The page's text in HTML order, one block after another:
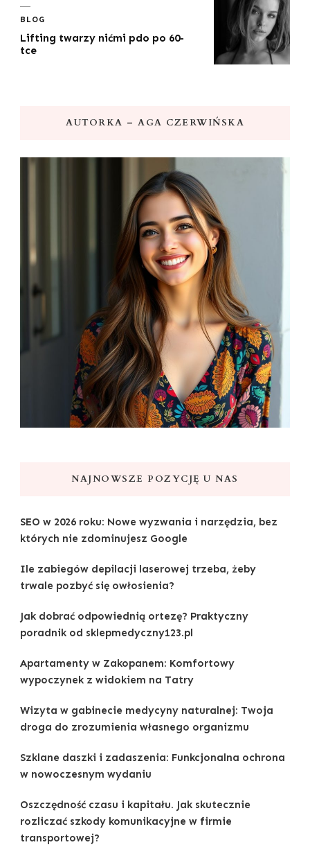
BLOG
Lifting twarzy nićmi pdo po 60-
tce
AUTORKA – AGA CZERWIŃSKA
NAJNOWSZE POZYCJĘ U NAS
SEO w 2026 roku: Nowe wyzwania i narzędzia, bez
których nie zdominujesz Google
Ile zabiegów depilacji laserowej trzeba, żeby
trwale pozbyć się owłosienia?
Jak dobrać odpowiednią ortezę? Praktyczny
poradnik od sklepmedyczny123.pl
Apartamenty w Zakopanem: Komfortowy
wypoczynek z widokiem na Tatry
Wizyta w gabinecie medycyny naturalnej: Twoja
droga do zrozumienia własnego organizmu
Szklane daszki i zadaszenia: Funkcjonalna ochrona
w nowoczesnym wydaniu
Oszczędność czasu i kapitału. Jak skutecznie
rozliczać szkody komunikacyjne w firmie
transportowej?